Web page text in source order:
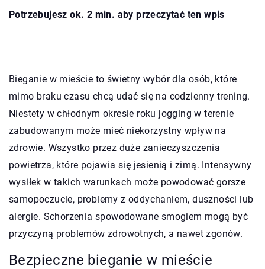
Potrzebujesz ok. 2 min. aby przeczytać ten wpis
Bieganie w mieście to świetny wybór dla osób, które
mimo braku czasu chcą udać się na codzienny trening.
Niestety w chłodnym okresie roku jogging w terenie
zabudowanym może mieć niekorzystny wpływ na
zdrowie. Wszystko przez duże zanieczyszczenia
powietrza, które pojawia się jesienią i zimą. Intensywny
wysiłek w takich warunkach może powodować gorsze
samopoczucie, problemy z oddychaniem, duszności lub
alergie. Schorzenia spowodowane smogiem mogą być
przyczyną problemów zdrowotnych, a nawet zgonów.
Bezpieczne bieganie w mieście